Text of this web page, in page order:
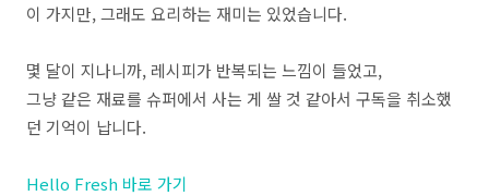
이 가지만, 그래도 요리하는 재미는 있었습니다.
몇 달이 지나니까, 레시피가 반복되는 느낌이 들었고,
그냥 같은 재료를 슈퍼에서 사는 게 쌀 것 같아서 구독을 취소했
던 기억이 납니다.
Hello Fresh 바로 가기